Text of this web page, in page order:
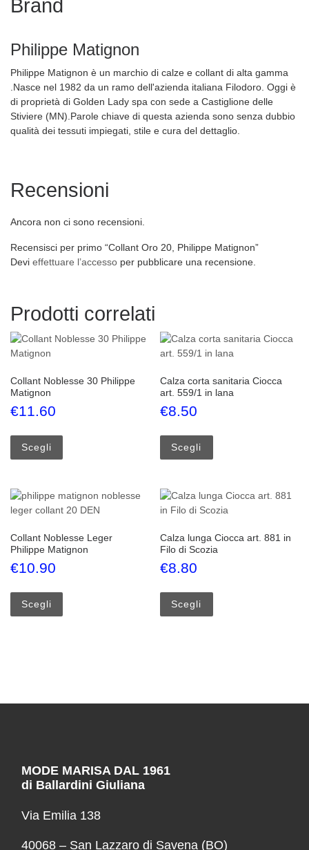
Brand
Philippe Matignon
Philippe Matignon è un marchio di calze e collant di alta gamma
.Nasce nel 1982 da un ramo dell'azienda italiana Filodoro. Oggi è
di proprietà di Golden Lady spa con sede a Castiglione delle
Stiviere (MN).Parole chiave di questa azienda sono senza dubbio
qualità dei tessuti impiegati, stile e cura del dettaglio.
Recensioni
Ancora non ci sono recensioni.
Recensisci per primo “Collant Oro 20, Philippe Matignon”
Devi effettuare l’accesso per pubblicare una recensione.
Prodotti correlati
Collant Noblesse 30 Philippe
Matignon
€11.60
Scegli
Calza corta sanitaria Ciocca
art. 559/1 in lana
€8.50
Scegli
Collant Noblesse Leger
Philippe Matignon
€10.90
Scegli
Calza lunga Ciocca art. 881 in
Filo di Scozia
€8.80
Scegli
MODE MARISA DAL 1961
di Ballardini Giuliana
Via Emilia 138
40068 – San Lazzaro di Savena (BO)